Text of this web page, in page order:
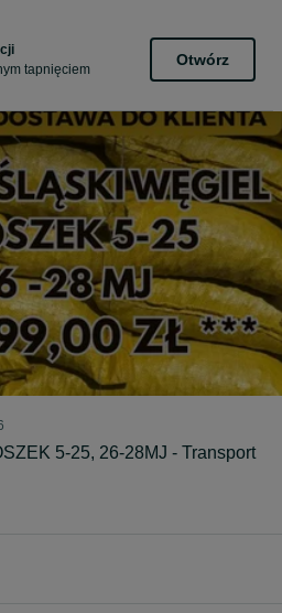
tapnięciem
Otwórz
5-25, 26-28MJ - Transport